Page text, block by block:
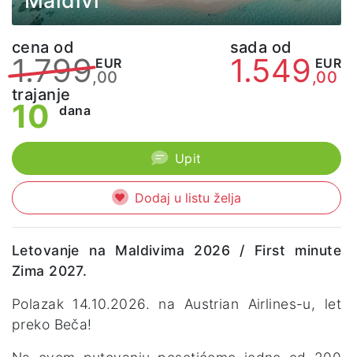
cena od
1.799 EUR
,00
sada od
1.549 EUR
,00
trajanje
10 dana
Upit
Dodaj u listu želja
Letovanje na Maldivima 2026 / First minute
Zima 2027.
Polazak 14.10.2026. na Austrian Airlines-u, let
preko Beča!